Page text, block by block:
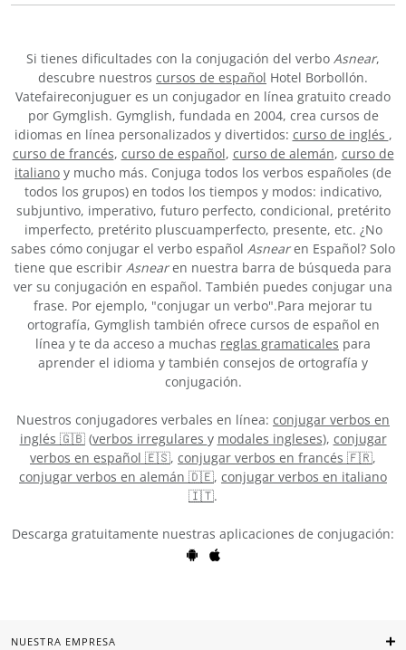
Si tienes dificultades con la conjugación del verbo Asnear,
descubre nuestros cursos de español Hotel Borbollón.
Vatefaireconjuguer es un conjugador en línea gratuito creado
por Gymglish. Gymglish, fundada en 2004, crea cursos de
idiomas en línea personalizados y divertidos: curso de inglés ,
curso de francés, curso de español, curso de alemán, curso de
italiano y mucho más. Conjuga todos los verbos españoles (de
todos los grupos) en todos los tiempos y modos: indicativo,
subjuntivo, imperativo, futuro perfecto, condicional, pretérito
imperfecto, pretérito pluscuamperfecto, presente, etc. ¿No
sabes cómo conjugar el verbo español Asnearen Español? Solo
tiene que escribir Asnearen nuestra barra de búsqueda para
ver su conjugación en español. También puedes conjugar una
frase. Por ejemplo, "conjugar un verbo".Para mejorar tu
ortografía, Gymglish también ofrece cursos de español en
línea y te da acceso a muchas reglas gramaticales para
aprender el idioma y también consejos de ortografía y
conjugación.
Nuestros conjugadores verbales en línea: conjugar verbos en
inglés 🇬🇧(verbos irregulares y modales ingleses), conjugar
verbos en español 🇪🇸, conjugar verbos en francés 🇫🇷,
conjugar verbos en alemán 🇩🇪, conjugar verbos en italiano
🇮🇹.
Descarga gratuitamente nuestras aplicaciones de conjugación:
NUESTRA EMPRESA